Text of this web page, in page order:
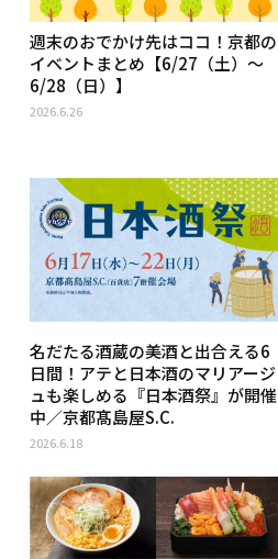
週末のおでかけ先はココ！京都の
イベントまとめ【6/27（土）〜
6/28（日）】
2026.6.26
名だたる酒蔵の美酒と出合える6
日間！アテと日本酒のマリアージ
ュも楽しめる『日本酒祭』が開催
中／京都髙島屋S.C.
2026.6.18